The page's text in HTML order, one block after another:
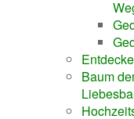
Baum